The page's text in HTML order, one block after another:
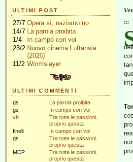
ULTIMI POST
27/7 Opera sì, nazismo no
14/7 La parola proibita
1/4
In campo con voi
23/2 Nuovo cinema Luftansia
(2026)
11/2 Wormslayer
ULTIMI COMMENTI
gs
La parola proibita
gs
In campo con voi
vb
Tra tutte le passioni,
proprio questa
finelli
In campo con voi
gs
Tra tutte le passioni,
proprio questa
MCP
Tra tutte le passioni,
proprio questa